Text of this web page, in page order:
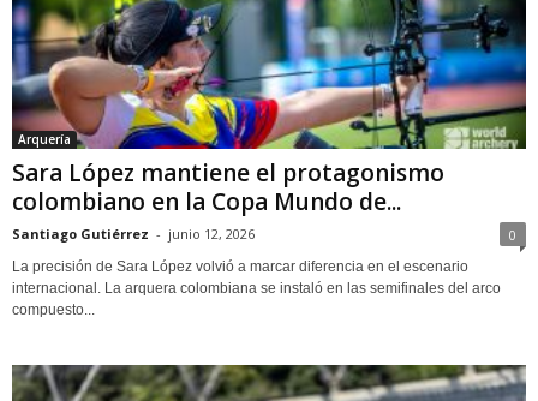
Arquería
Sara López mantiene el protagonismo
colombiano en la Copa Mundo de...
Santiago Gutiérrez - junio 12, 2026 0
La precisión de Sara López volvió a marcar diferencia en el escenario
internacional. La arquera colombiana se instaló en las semifinales del arco
compuesto...